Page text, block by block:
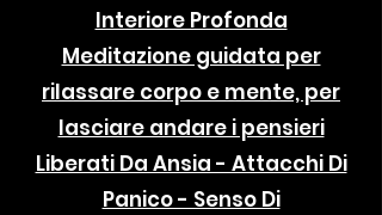
Interiore Profonda
Meditazione guidata per
rilassare corpo e mente, per
lasciare andare i pensieri
Liberati Da Ansia - Attacchi Di
Panico - Senso Di